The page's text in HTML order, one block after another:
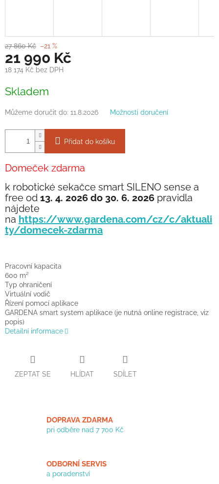
27 860 Kč –21 %
21 990 Kč
18 174 Kč bez DPH
cena:
Skladem
Můžeme doručit do: 11.8.2026 Možnosti doručení
Přidat do košíku
Domeček zdarma
k robotické sekačce smart SILENO sense a
free od 13. 4. 2026 do 30. 6. 2026 pravidla
nájdete
na https://www.gardena.com/cz/c/aktuali
ty/domecek-zdarma
Pracovní kapacita
600 m²
Typ ohraničení
Virtuální vodič
Řízení pomocí aplikace
GARDENA smart system aplikace (je nutná online registrace, viz
popis)
Detailní informace
ZEPTAT SE HLÍDAT SDÍLET
DOPRAVA ZDARMA
pri odběre nad 7 700 Kč
ODBORNÍ SERVIS
a poradenství